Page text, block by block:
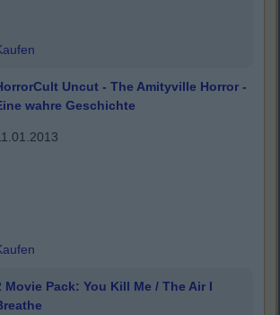
Uncut - The Amityville Horror -
wahre Geschichte
Movie Pack: You Kill Me / The Air I